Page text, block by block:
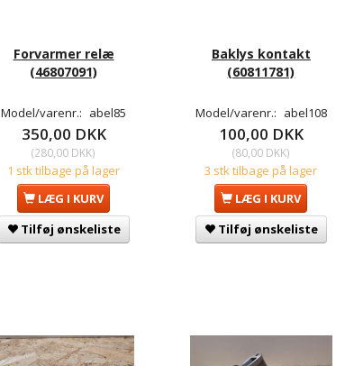
Forvarmer relæ
(46807091)
Model/varenr.: abel85
350,00 DKK
(280,00 DKK)
1 stk tilbage på lager
LÆG I KURV
Tilføj ønskeliste
Baklys kontakt
(60811781)
Model/varenr.: abel108
100,00 DKK
(80,00 DKK)
3 stk tilbage på lager
LÆG I KURV
Tilføj ønskeliste